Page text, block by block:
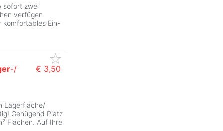
sofort zwei
verfügen
komfortables Ein-
-/
€ 3,50
Lagerfläche/
Genügend Platz
Flächen. Auf Ihre